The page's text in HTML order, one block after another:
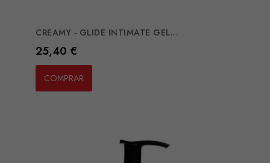
CREAMY - GLIDE INTIMATE GEL...
Preço
25,40 €
COMPRAR